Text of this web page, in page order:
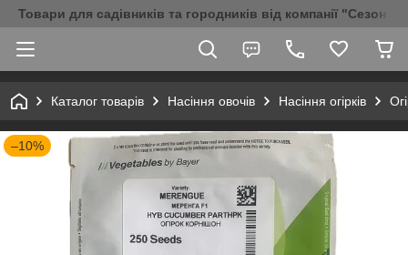
Товари для садівників та городників від компанії "Сезон
Каталог товарів Насіння овочів Насіння огірків
–10%